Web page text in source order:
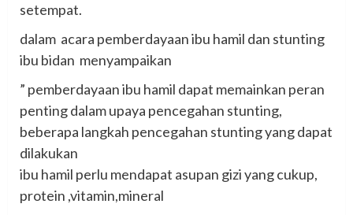
setempat.
dalam acara pemberdayaan ibu hamil dan stunting
ibu bidan menyampaikan
” pemberdayaan ibu hamil dapat memainkan peran
penting dalam upaya pencegahan stunting,
beberapa langkah pencegahan stunting yang dapat
dilakukan
ibu hamil perlu mendapat asupan gizi yang cukup,
protein ,vitamin,mineral